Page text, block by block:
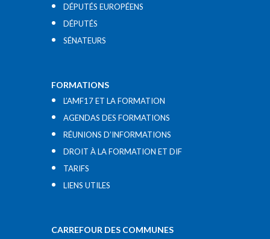
DÉPUTÉS EUROPÉENS
DÉPUTÉS
SÉNATEURS
FORMATIONS
L’AMF17 ET LA FORMATION
AGENDAS DES FORMATIONS
RÉUNIONS D’INFORMATIONS
DROIT À LA FORMATION ET DIF
TARIFS
LIENS UTILES​
CARREFOUR DES COMMUNES